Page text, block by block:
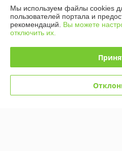
О нас
Контакты
График работы
Мы используем файлы cookies
пользователей портала и
рекомендаций. Вы можете
отключить их.